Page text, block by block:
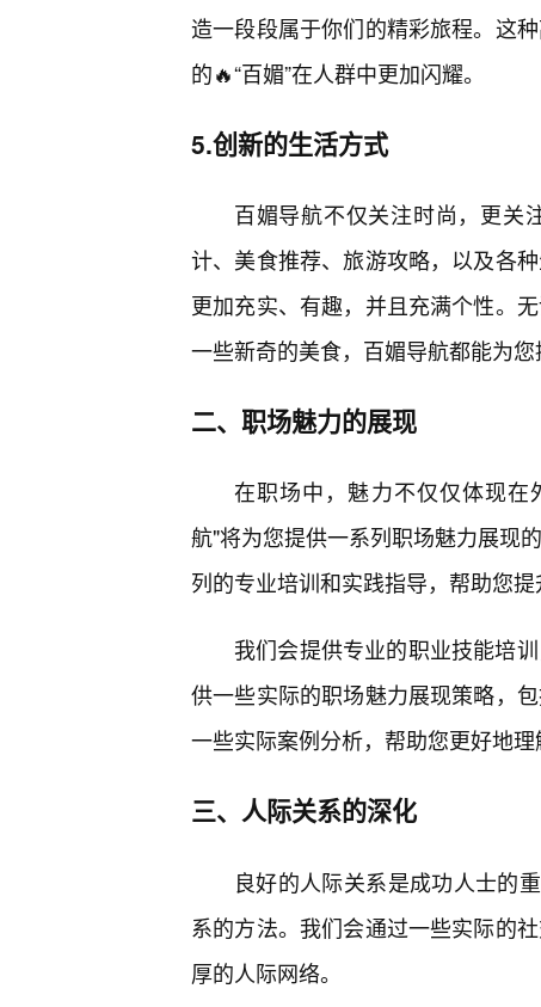
造一段段属于你们的精彩旅程。这
的🔥“百媚”在人群中更加闪耀。
5.创新的生活方式
百媚导航不仅关注时尚，更关
计、美食推荐、旅游攻略，以及各
更加充实、有趣，并且充满个性。
一些新奇的美食，百媚导航都能为您
二、职场魅力的展现
在职场中，魅力不仅仅体现
航"将为您提供一系列职场魅力展现
列的专业培训和实践指导，帮助您
我们会提供专业的职业技能培
供一些实际的职场魅力展现策略，
一些实际案例分析，帮助您更好地理
三、人际关系的深化
良好的人际关系是成功人士的
系的方法。我们会通过一些实际的
厚的人际网络。